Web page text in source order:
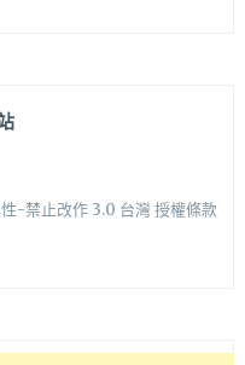
-禁止改作 3.0 台灣 授權條款